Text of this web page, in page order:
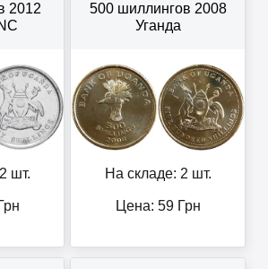
2012
шт.
500 шиллингов 2008
Уганда
На складе: 2 шт.
Цена: 59Грн